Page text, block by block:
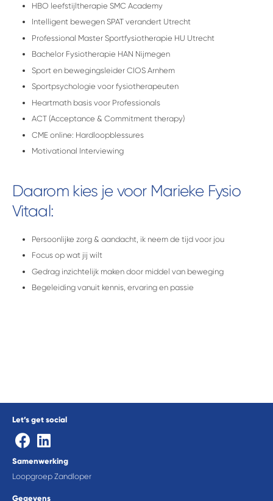
HBO leefstijltherapie SMC Academy
Intelligent bewegen SPAT verandert Utrecht
Professional Master Sportfysiotherapie HU Utrecht
Bachelor Fysiotherapie HAN Nijmegen
Sport en bewegingsleider CIOS Arnhem
Sportpsychologie voor fysiotherapeuten
Heartmath basis voor Professionals
ACT (Acceptance & Commitment therapy)
CME online: Hardloopblessures
Motivational Interviewing
Daarom kies je voor Marieke Fysio
Vitaal:
Persoonlijke zorg & aandacht, ik neem de tijd voor jou
Focus op wat jij wilt
Gedrag inzichtelijk maken door middel van beweging
Begeleiding vanuit kennis, ervaring en passie
Gegevens
Let’s get social
Samenwerking
Loopgroep Zandloper